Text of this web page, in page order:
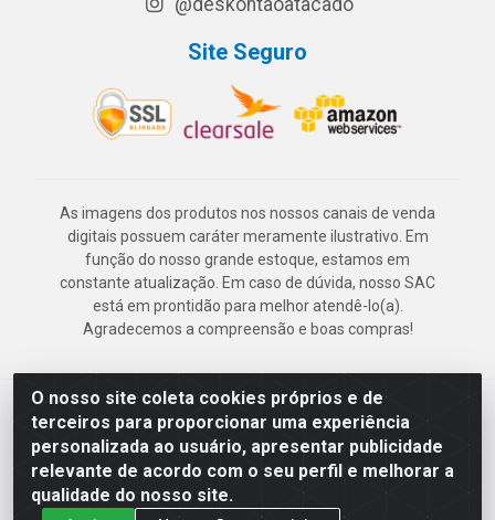
O nosso site coleta cookies próprios e de
terceiros para proporcionar uma experiência
personalizada ao usuário, apresentar publicidade
relevante de acordo com o seu perfil e melhorar a
qualidade do nosso site.
@deskontaoatacado
Site Seguro
As imagens dos produtos nos nossos canais de venda
digitais possuem caráter meramente ilustrativo. Em
função do nosso grande estoque, estamos em
constante atualização. Em caso de dúvida, nosso SAC
está em prontidão para melhor atendê-lo(a).
Agradecemos a compreensão e boas compras!
Deskontão Atacado - Av. Marechal Mascarenhas de Morais, 2471 -
Imbiribeira - Recife/PE - CEP 51.150-001 - CNPJ 24.150.377/0003-
57